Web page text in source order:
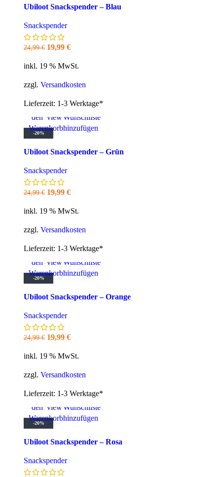
Ubiloot Snackspender – Blau
Snackspender
24,99€ Ursprünglicher
war:
19,99 €Aktueller
ist:
inkl. 19 % MwSt.
zzgl. Versandkosten
Lieferzeit: 1-3 Werktage*
-20%
In
den
Warenkorb
Quick
view
Zur
Wunschliste
hinzufügen
Ubiloot Snackspender – Grün
Snackspender
24,99€ Ursprünglicher
war:
19,99 €Aktueller
ist:
inkl. 19 % MwSt.
zzgl. Versandkosten
Lieferzeit: 1-3 Werktage*
-20%
In
den
Warenkorb
Quick
view
Zur
Wunschliste
hinzufügen
Ubiloot Snackspender – Orange
Snackspender
24,99€ Ursprünglicher
war:
19,99 €Aktueller
ist:
inkl. 19 % MwSt.
zzgl. Versandkosten
Lieferzeit: 1-3 Werktage*
-20%
In
den
Warenkorb
Quick
view
Zur
Wunschliste
hinzufügen
Ubiloot Snackspender – Rosa
Snackspender